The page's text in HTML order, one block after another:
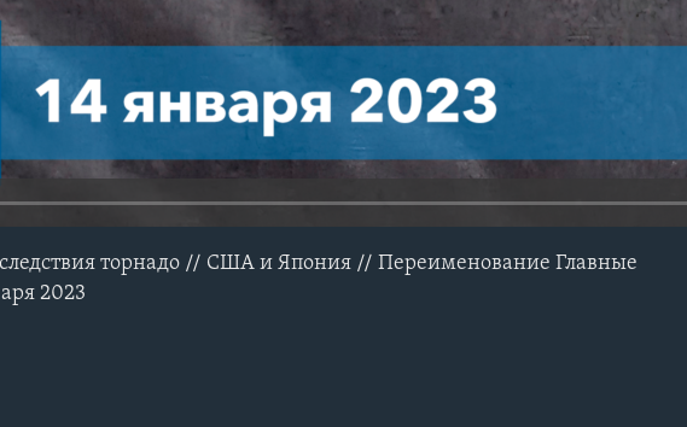
торнадо // США и Япония // Переименование Главные
2023